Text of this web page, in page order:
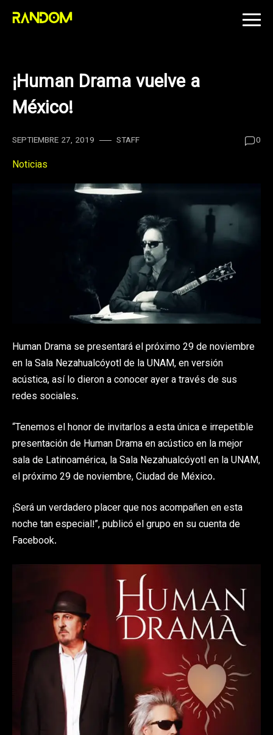
Skip
¡Human Drama vuelve a
México!
SEPTIEMBRE 27, 2019 STAFF 0
Noticias
Human Drama se presentará el próximo 29 de noviembre
en la Sala Nezahualcóyotl de la UNAM, en versión
acústica, así lo dieron a conocer ayer a través de sus
redes sociales.
“Tenemos el honor de invitarlos a esta única e irrepetible
presentación de Human Drama en acústico en la mejor
sala de Latinoamérica, la Sala Nezahualcóyotl en la UNAM,
el próximo 29 de noviembre, Ciudad de México.
¡Será un verdadero placer que nos acompañen en esta
noche tan especial!”, publicó el grupo en su cuenta de
Facebook.